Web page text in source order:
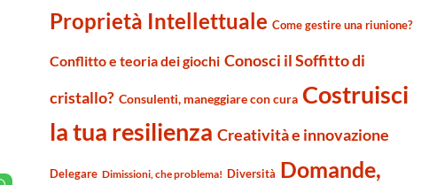
Proprietà Intellettuale Come gestire una riunione?
Conflitto e teoria dei giochi Conosci il Soffitto di
cristallo? Consulenti, maneggiare con cura Costruisci
la tua resilienza Creatività e innovazione
Delegare Dimissioni, che problema! Diversità Domande,